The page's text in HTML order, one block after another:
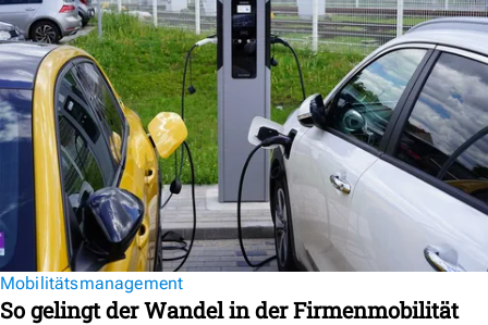
Mobilitätsmanagement
So gelingt der Wandel in der Firmenmobilität